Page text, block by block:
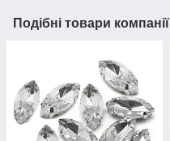
Подібні товари компанії